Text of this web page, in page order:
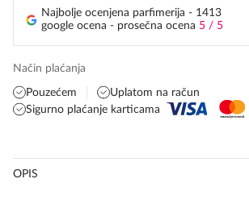
Najbolje ocenjena parfimerija - 1413
google ocena - prosečna ocena 5 / 5
Način plaćanja
Pouzećem
Uplatom na račun
Sigurno plaćanje karticama
OPIS